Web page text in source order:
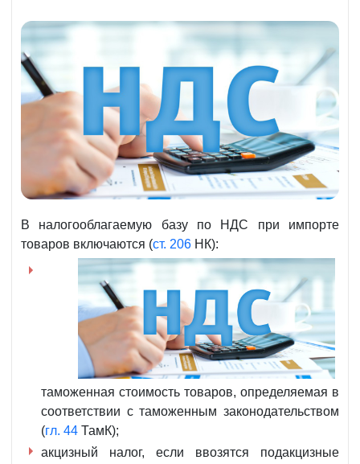
В налогооблагаемую базу по НДС при импорте
товаров включаются (ст. 206 НК):
таможенная стоимость товаров, определяемая в
соответствии с таможенным законодательством
(гл. 44 ТамК);
акцизный налог, если ввозятся подакцизные